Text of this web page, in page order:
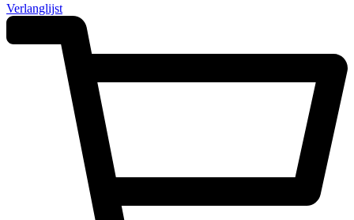
Verlanglijst